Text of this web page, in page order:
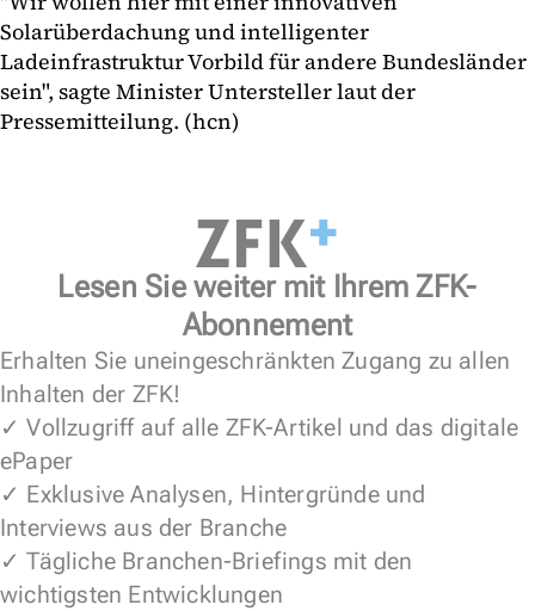
Solarüberdachung und intelligenter
Ladeinfrastruktur Vorbild für andere Bundesländer
sein", sagte Minister Untersteller laut der
Pressemitteilung. (hcn)
Lesen Sie weiter mit Ihrem ZFK-
Abonnement
Erhalten Sie uneingeschränkten Zugang zu allen
Inhalten der ZFK!
✓ Vollzugriff auf alle ZFK-Artikel und das digitale
ePaper
✓ Exklusive Analysen, Hintergründe und
Interviews aus der Branche
✓ Tägliche Branchen-Briefings mit den
wichtigsten Entwicklungen